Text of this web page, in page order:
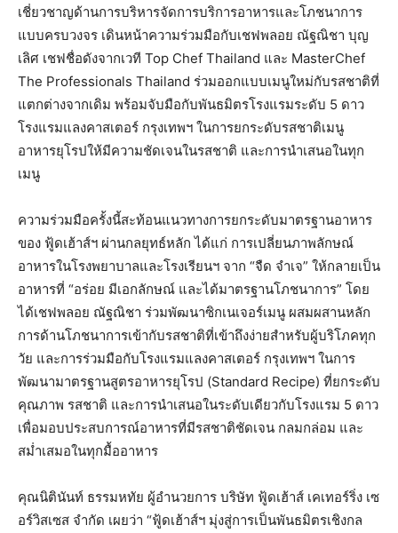
เชี่ยวชาญด้านการบริหารจัดการบริการอาหารและโภชนาการ
แบบครบวงจร เดินหน้าความร่วมมือกับเชฟพลอย ณัฐณิชา บุญ
เลิศ เชฟชื่อดังจากเวที Top Chef Thailand และ MasterChef
The Professionals Thailand ร่วมออกแบบเมนูใหม่กับรสชาติที่
แตกต่างจากเดิม พร้อมจับมือกับพันธมิตรโรงแรมระดับ 5 ดาว
โรงแรมแลงคาสเตอร์ กรุงเทพฯ ในการยกระดับรสชาติเมนู
อาหารยุโรปให้มีความชัดเจนในรสชาติ และการนำเสนอในทุก
เมนู
ความร่วมมือครั้งนี้สะท้อนแนวทางการยกระดับมาตรฐานอาหาร
ของ ฟู้ดเฮ้าส์ฯ ผ่านกลยุทธ์หลัก ได้แก่ การเปลี่ยนภาพลักษณ์
อาหารในโรงพยาบาลและโรงเรียนฯ จาก “จืด จำเจ” ให้กลายเป็น
อาหารที่ “อร่อย มีเอกลักษณ์ และได้มาตรฐานโภชนาการ” โดย
ได้เชฟพลอย ณัฐณิชา ร่วมพัฒนาซิกเนเจอร์เมนู ผสมผสานหลัก
การด้านโภชนาการเข้ากับรสชาติที่เข้าถึงง่ายสำหรับผู้บริโภคทุก
วัย และการร่วมมือกับโรงแรมแลงคาสเตอร์ กรุงเทพฯ ในการ
พัฒนามาตรฐานสูตรอาหารยุโรป (Standard Recipe) ที่ยกระดับ
คุณภาพ รสชาติ และการนำเสนอในระดับเดียวกับโรงแรม 5 ดาว
เพื่อมอบประสบการณ์อาหารที่มีรสชาติชัดเจน กลมกล่อม และ
สม่ำเสมอในทุกมื้ออาหาร
คุณนิตินันท์ ธรรมหทัย ผู้อำนวยการ บริษัท ฟู้ดเฮ้าส์ เคเทอร์ริ่ง เซ
อร์วิสเซส จำกัด เผยว่า “ฟู้ดเฮ้าส์ฯ มุ่งสู่การเป็นพันธมิตรเชิงกล